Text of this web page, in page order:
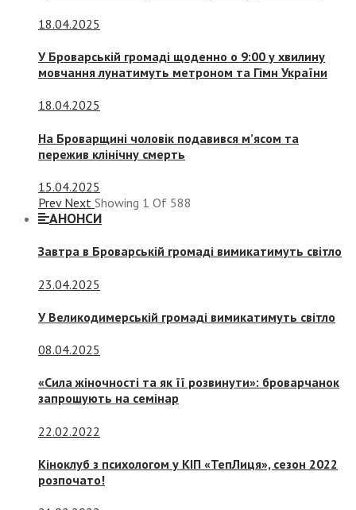
18.04.2025
У Броварській громаді щоденно о 9:00 у хвилину
мовчання лунатимуть метроном та Гімн України
18.04.2025
На Броварщині чоловік подавився м’ясом та
пережив клінічну смерть
15.04.2025
Prev Next Showing 1 Of 588
АНОНСИ
Завтра в Броварській громаді вимикатимуть світло
23.04.2025
У Великодимерській громаді вимикатимуть світло
08.04.2025
«Сила жіночності та як її розвинути»: броварчанок
запрошують на семінар
22.02.2022
Кіноклуб з психологом у КІП «ТепЛиця», сезон 2022
розпочато!